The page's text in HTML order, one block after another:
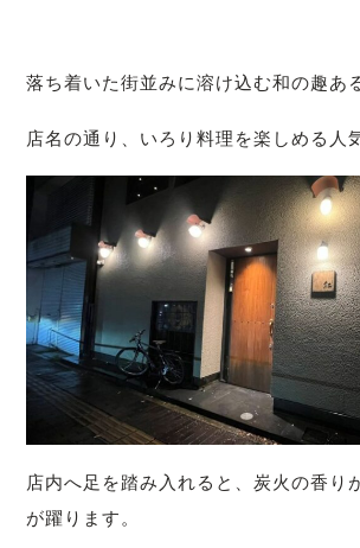
落ち着いた街並みに溶け込む和の趣あ
店名の通り、いろり料理を楽しめる人
店内へ足を踏み入れると、 炭火の香り
が躍ります。